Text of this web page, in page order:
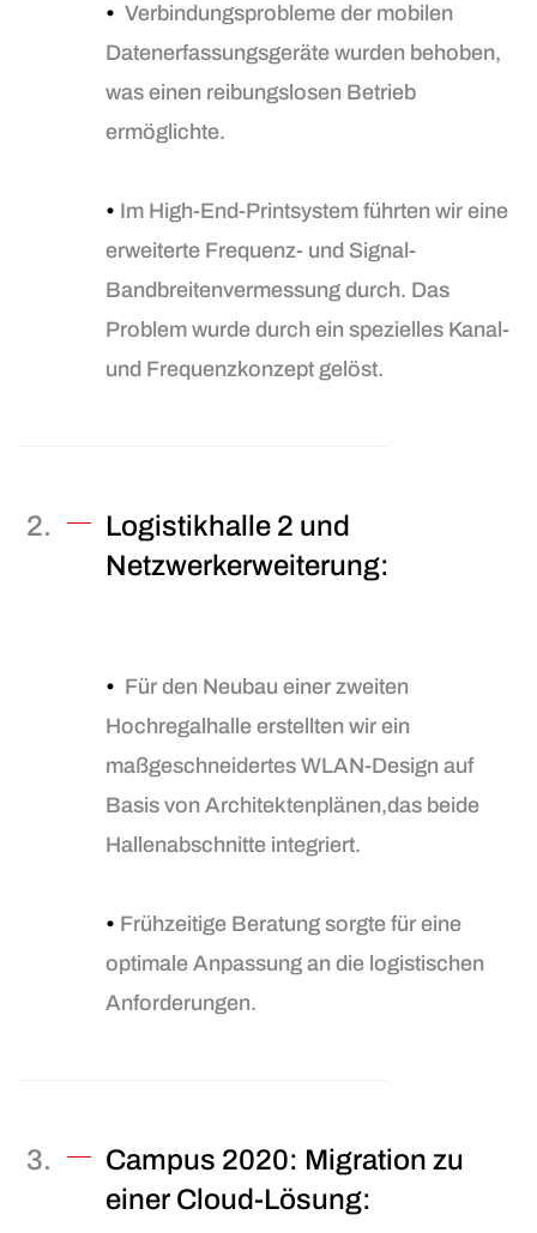
• Verbindungsprobleme der mobilen
Datenerfassungsgeräte wurden behoben,
was einen reibungslosen Betrieb
ermöglichte.
• Im High-End-Printsystem führten wir eine
erweiterte Frequenz- und Signal-
Bandbreitenvermessung durch. Das
Problem wurde durch ein spezielles Kanal-
und Frequenzkonzept gelöst.
Logistikhalle 2 und
Netzwerkerweiterung:
• Für den Neubau einer zweiten
Hochregalhalle erstellten wir ein
maßgeschneidertes WLAN-Design auf
Basis von Architektenplänen,das beide
Hallenabschnitte integriert.
• Frühzeitige Beratung sorgte für eine
optimale Anpassung an die logistischen
Anforderungen.
Campus 2020: Migration zu
einer Cloud-Lösung: